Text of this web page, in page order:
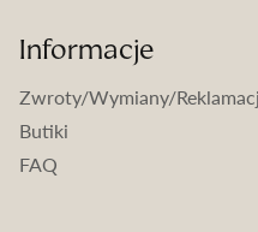
Informacje
Zwroty/Wymiany/
Butiki
FAQ